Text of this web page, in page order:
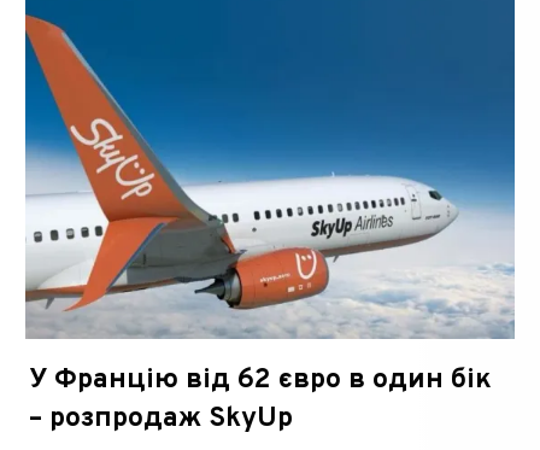
У Францію від 62 євро в один бік
– розпродаж SkyUp